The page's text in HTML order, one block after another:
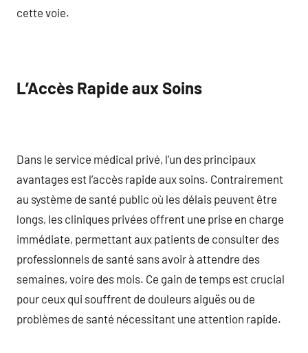
cette voie.
L’Accès Rapide aux Soins
Dans le service médical privé, l’un des principaux
avantages est l’accès rapide aux soins. Contrairement
au système de santé public où les délais peuvent être
longs, les cliniques privées offrent une prise en charge
immédiate, permettant aux patients de consulter des
professionnels de santé sans avoir à attendre des
semaines, voire des mois. Ce gain de temps est crucial
pour ceux qui souffrent de douleurs aiguës ou de
problèmes de santé nécessitant une attention rapide.